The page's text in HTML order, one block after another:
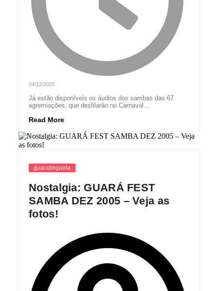
04/12/2025
Já estão disponíveis os áudios dos sambas das 67
agremiações, que desfilarão no Carnaval...
Read More
guaratingueta
Nostalgia: GUARÁ FEST
SAMBA DEZ 2005 – Veja as
fotos!